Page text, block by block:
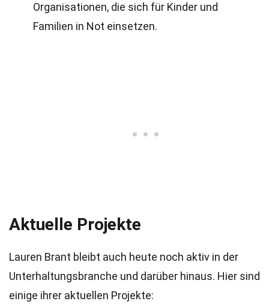
Organisationen, die sich für Kinder und
Familien in Not einsetzen.
Aktuelle Projekte
Lauren Brant bleibt auch heute noch aktiv in der
Unterhaltungsbranche und darüber hinaus. Hier sind
einige ihrer aktuellen Projekte: